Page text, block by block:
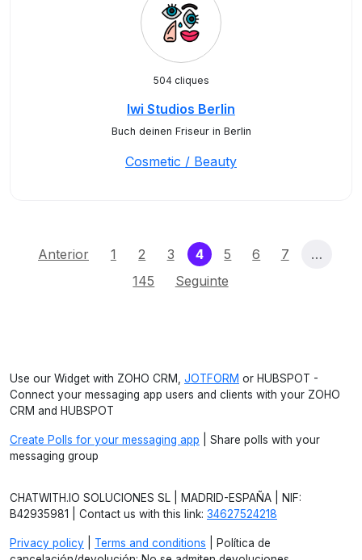
504 cliques
Iwi Studios Berlin
Buch deinen Friseur in Berlin
Cosmetic / Beauty
Anterior 1 2 3 4(current)
5 6 7
…
145
Seguinte
Use our Widget with ZOHO CRM, JOTFORM or HUBSPOT -
Connect your messaging app users and clients with your ZOHO
CRM and HUBSPOT
Create Polls for your messaging app | Share polls with your
messaging group
CHATWITH.IO SOLUCIONES SL | MADRID-ESPAÑA | NIF:
B42935981 | Contact us with this link: 34627524218
Privacy policy Terms and conditions | Política de